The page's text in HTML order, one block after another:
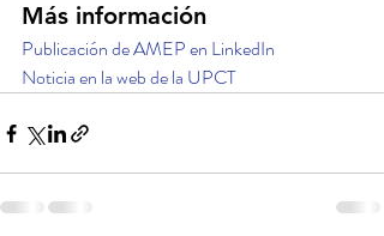
Más información
Publicación de AMEP en LinkedIn
Noticia en la web de la UPCT